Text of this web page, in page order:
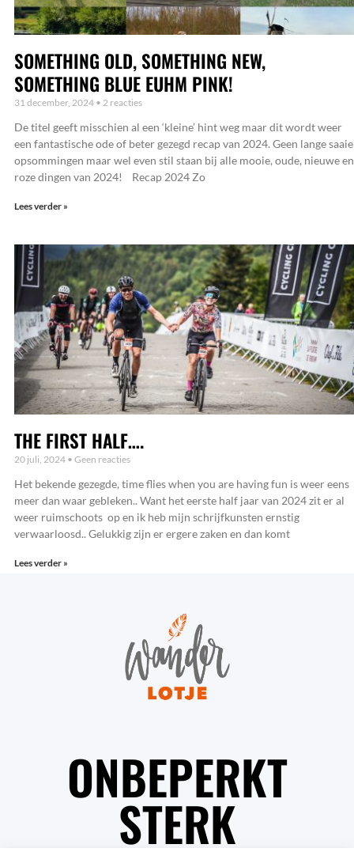
SOMETHING OLD, SOMETHING NEW,
SOMETHING BLUE EUHM PINK!
31 december, 2024 2 reacties
De titel geeft misschien al een ‘kleine’ hint weg maar dit wordt weer
een fantastische ode of beter gezegd recap van 2024. Geen lange saaie
opsommingen maar wel even stil staan bij alle mooie, oude, nieuwe en
roze dingen van 2024! Recap 2024 Zo
Lees verder »
THE FIRST HALF….
20 juli, 2024 Geen reacties
Het bekende gezegde, time flies when you are having fun is weer eens
meer dan waar gebleken.. Want het eerste half jaar van 2024 zit er al
weer ruimschoots op en ik heb mijn schrijfkunsten ernstig
verwaarloosd.. Gelukkig zijn er ergere zaken en dan komt
Lees verder »
ONBEPERKT
STERK